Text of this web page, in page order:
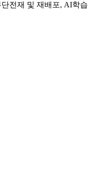
전재 및 재배포, AI학습